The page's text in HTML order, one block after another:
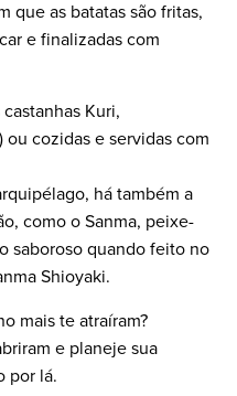
que as batatas são fritas,
e finalizadas com
Kuri,
ou cozidas e servidas com
há também a
como o Sanma, peixe-
saboroso quando feito no
Shioyaki.
mais te atraíram?
e planeje sua
por lá.